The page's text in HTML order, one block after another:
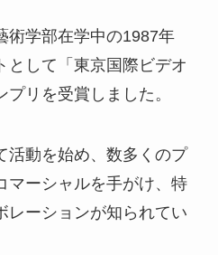
術学部在学中の1987年
として「東京国際ビデオ
リを受賞しました。
活動を始め、数多くのプ
マーシャルを手がけ、特
レーションが知られてい